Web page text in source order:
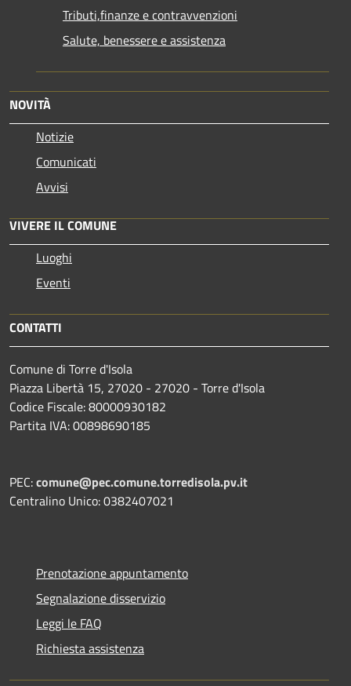
Tributi,finanze e contravvenzioni
Salute, benessere e assistenza
NOVITÀ
Notizie
Comunicati
Avvisi
VIVERE IL COMUNE
Luoghi
Eventi
CONTATTI
Comune di Torre d'Isola
Piazza Libertà 15, 27020 - 27020 - Torre d'Isola
Codice Fiscale: 80000930182
Partita IVA: 00898690185
PEC:comune@pec.comune.torredisola.pv.it
Centralino Unico: 0382407021
Prenotazione appuntamento
Segnalazione disservizio
Leggi le FAQ
Richiesta assistenza